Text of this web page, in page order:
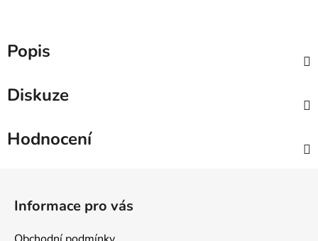
Popis
Diskuze
Hodnocení
Informace pro vás